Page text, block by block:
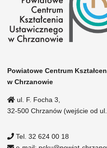
Powiatowe Centrum
w Chrzanowie
ul. F. Focha 3,
32-500 Chrzanów (wejście od
Tel. 32 624 00 18